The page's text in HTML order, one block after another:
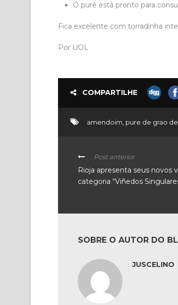
O purê está pronto para
Fica excelente com torradinha
Por UOL
COMPARTILHE
amendoim pure de grao
Post anterior
Rioja apresenta seus novos
categoria “Viñedos
SOBRE O AUTOR DO
JUSCELINO